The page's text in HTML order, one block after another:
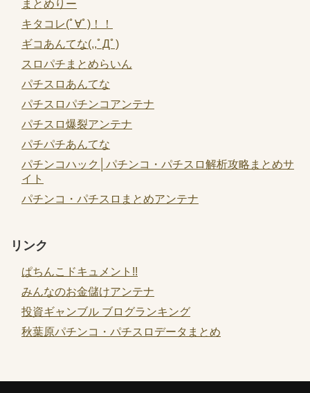
まとめりー
キタコレ(ﾟ∀ﾟ)！！
ギコあんてな(,,ﾟДﾟ)
スロパチまとめらいん
パチスロあんてな
パチスロパチンコアンテナ
パチスロ爆裂アンテナ
パチパチあんてな
パチンコハック│パチンコ・パチスロ解析攻略まとめサ
イト
パチンコ・パチスロまとめアンテナ
リンク
ぱちんこドキュメント!!
みんなのお金儲けアンテナ
投資ギャンブル ブログランキング
秋葉原パチンコ・パチスロデータまとめ